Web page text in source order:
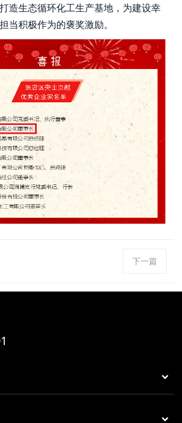
造生态循环化工生产基地，为建设幸
当积极作为的褒奖激励。
下一篇